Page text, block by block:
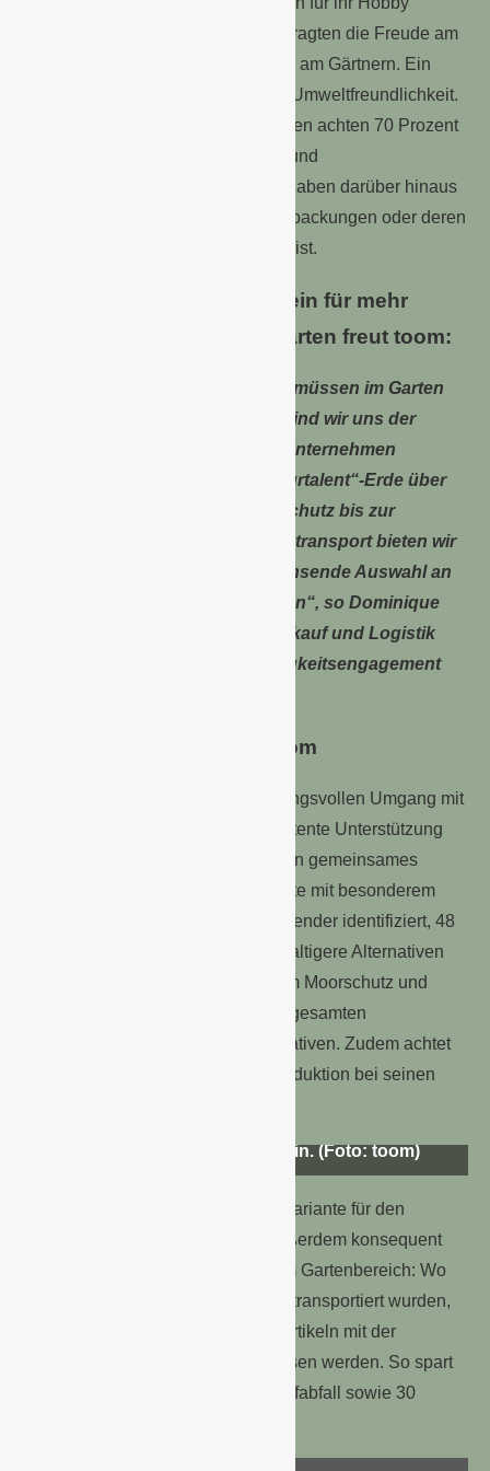
gefragt, nennen 71 Prozent der Befragten die Freude am
Ergebnis und 62 Prozent den Spaß am Gärtnern. Ein
weiteres Motiv ist für ein Drittel die Umweltfreundlichkeit.
Auch beim Kauf von Gartenprodukten achten 70 Prozent
der Hobbygärtner auf Regionalität und
Umweltfreundlichkeit. Zwei Drittel gaben darüber hinaus
an, dass Ihnen der Verzicht auf Verpackungen oder deren
Reduktion auf das Nötigste wichtig ist.
Das wachsende Bewusstsein für mehr
Umweltfreundlichkeit im Garten freut toom:
„Artenvielfalt und Umweltschutz müssen im Garten
immer mitgedacht werden. Hier sind wir uns der
besonderen Verantwortung als Unternehmen
bewusst. Von der torffreien „Naturtalent“-Erde über
umweltfreundlicheren Pflanzenschutz bis zur
Mehrweglösung für den Pflanzentransport bieten wir
unseren Kunden eine stetig wachsende Auswahl an
umweltfreundlicheren Alternativen“, so Dominique
Rotondi, Geschäftsführer für Einkauf und Logistik
und zuständig für das Nachhaltigkeitsengagement
Nachhaltig Gärtnern mit toom
toom setzt sich für den verantwortungsvollen Umgang mit
Pestiziden ein und hat sich kompetente Unterstützung
von GLOBAL 2000 geholt. Durch ein gemeinsames
Pestizid-Screening wurden Produkte mit besonderem
Risiko für die Umwelt und den Anwender identifiziert, 48
davon wurden bereits durch nachhaltigere Alternativen
ersetzt. toom engagiert sich auch im Moorschutz und
plant bis 2025 die Umstellung des gesamten
Erdensortiments auf torffreie Alternativen. Zudem achtet
das Kölner Unternehmen auf Torfreduktion bei seinen
Prozent CO2-Emissionen ein. (Foto: toom)
Mit der Einführung einer Mehrwegvariante für den
Pflanzentransport verfolgt toom außerdem konsequent
die Reduzierung von Plastikmüll im Gartenbereich: Wo
Pflanzen bisher in Einwegpaletten transportiert wurden,
kann der Kreislauf nun bei vielen Artikeln mit der
Mehrwegpalette Floritray geschlossen werden. So spart
toom jährlich 150 Tonnen Kunststoffabfall sowie 30